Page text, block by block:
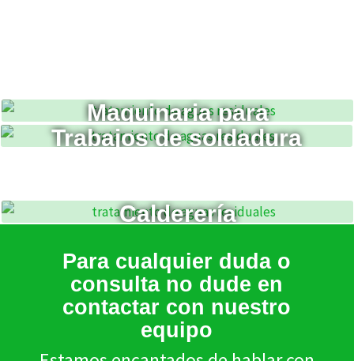
Maquinaria para
depuración de aguas
Trabajos de soldadura
industrial
Estructuras
Calderería
Para cualquier duda o
consulta no dude en
contactar con nuestro
equipo